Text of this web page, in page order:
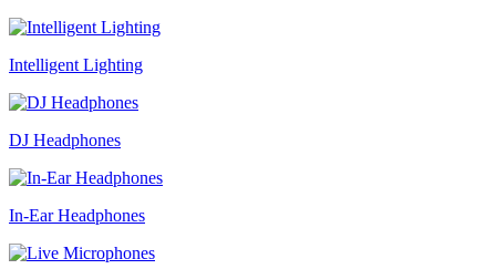
Intelligent Lighting
DJ Headphones
In-Ear Headphones